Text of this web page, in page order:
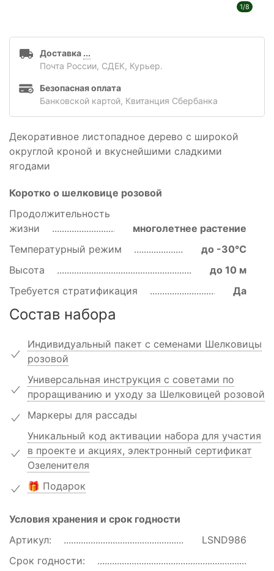
1/8
Доставка ...
Почта России, СДЕК, Курьер.
Безопасная оплата
Банковской картой, Квитанция Сбербанка
Декоративное листопадное дерево с широкой
округлой кроной и вкуснейшими сладкими
ягодами
Коротко о шелковице розовой
Продолжительность
жизни
многолетнее растение
Температурный режим
до -30℃
Высота
до 10 м
Требуется стратификация
Да
Состав набора
Индивидуальный пакет с семенами Шелковицы
розовой
Универсальная инструкция с советами по
проращиванию и уходу за Шелковицей розовой
Маркеры для рассады
Уникальный код активации набора для участия
в проекте и акциях, электронный сертификат
Озеленителя
🎁 Подарок
Условия хранения и срок годности
Артикул:
LSND986
Срок годности: